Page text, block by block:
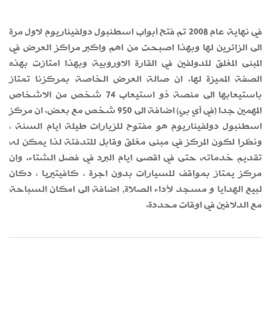
في نهاية عام 2008 تم فتح أبواب اسطنبول دولفيناريوم لاول مرة
الى الزائرين لها وبهذا اصبحت من اهم واكبر مراكز العرض في
المبنى المغلق للدولفين في القارة الاوروبية وبهذا امتازت بهذه
الصفة المميزة لها. ان صالة العرض الخاصة بمركزنا تمتاز
باستيعابها الى منصة ذو استيعاب 74 شخص من الاشخاص
المهمين جدا (في آي بي) اضافة الى 950 شخص مع بعض. ان مركز
اسطنبول دولفيناريوم هو مفتوح للزيارات طيلة ايام السنة ،
ونظرا لكون المركز في مبنى مغلق وقابل للتدفئة لذا يمكن له
تقديم خدماته حتى في اقصى ايام البرد في فصل الشتاء. وان
مركز يمتاز بمواقف للسيارات بدون اجرة ، كافيتيريا ، دكان
لبيع الهدايا و مسجد لأداء الصلاة, اضافة الى امكان السباحة
مع الدلافين في اوقات محددة.